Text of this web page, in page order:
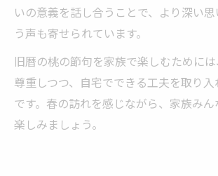
いの意義を話し合うことで、より深い
う声も寄せられています。
旧暦の桃の節句を家族で楽しむために
尊重しつつ、自宅でできる工夫を取り
です。春の訪れを感じながら、家族み
楽しみましょう。